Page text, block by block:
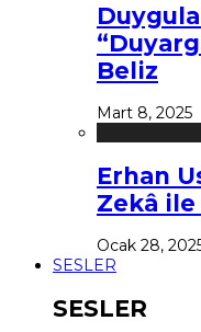
Beliz
Mart 8, 2025
Erhan
Zekâ
Ocak 28,
SESLER
SESLER